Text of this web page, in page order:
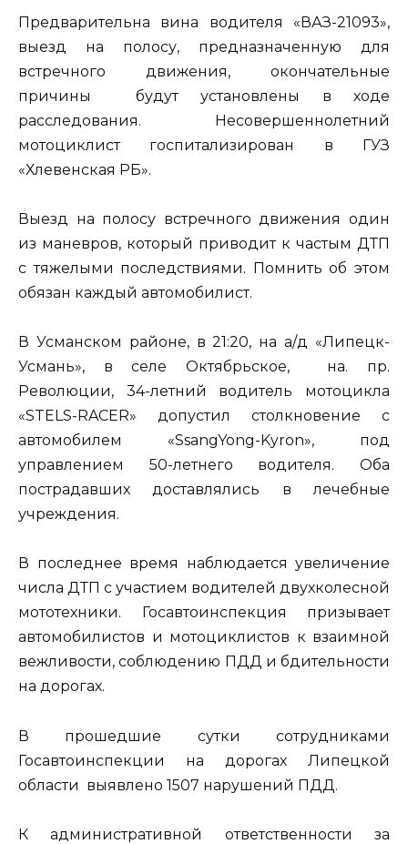
Предварительна вина водителя «ВАЗ-21093»,
выезд на полосу, предназначенную для
встречного движения, окончательные
причины будут установлены в ходе
расследования. Несовершеннолетний
мотоциклист госпитализирован в ГУЗ
«Хлевенская РБ».
Выезд на полосу встречного движения один
из маневров, который приводит к частым ДТП
с тяжелыми последствиями. Помнить об этом
обязан каждый автомобилист.
В Усманском районе, в 21:20, на а/д «Липецк-
Усмань», в селе Октябрьское, на. пр.
Революции, 34-летний водитель мотоцикла
«STELS-RACER» допустил столкновение с
автомобилем «SsangYong-Kyron», под
управлением 50-летнего водителя. Оба
пострадавших доставлялись в лечебные
учреждения.
В последнее время наблюдается увеличение
числа ДТП с участием водителей двухколесной
мототехники. Госавтоинспекция призывает
автомобилистов и мотоциклистов к взаимной
вежливости, соблюдению ПДД и бдительности
на дорогах.
В прошедшие сутки сотрудниками
Госавтоинспекции на дорогах Липецкой
области выявлено 1507 нарушений ПДД.
К административной ответственности за